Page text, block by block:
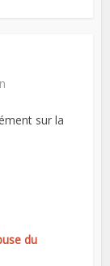
sur la
du